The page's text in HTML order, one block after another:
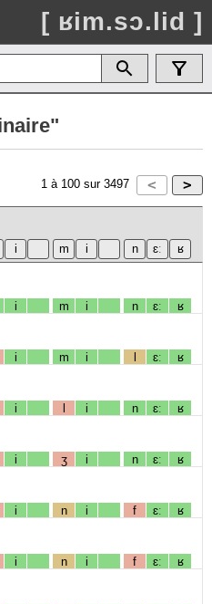
[ ʁim.sɔ.lid ]
1 à 100 sur 3497
i m i n ɛː ʁ
i m i l ɛː ʁ
i l i n ɛː ʁ
i ʒ i n ɛː ʁ
i n i f ɛː ʁ
i n i f ɛː ʁ